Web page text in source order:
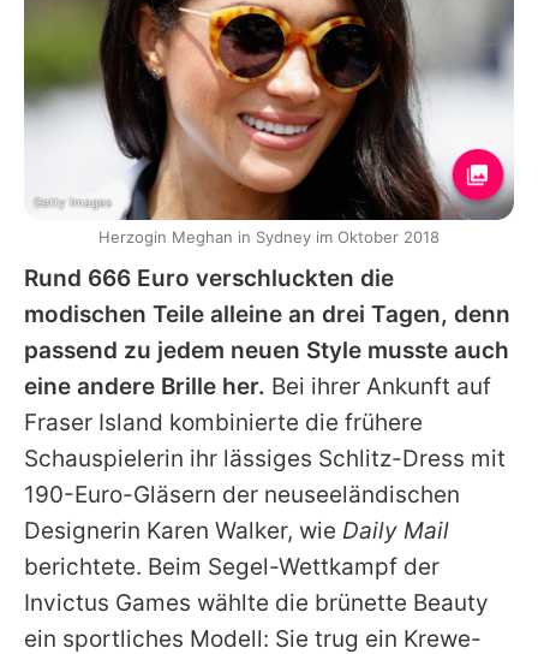
Rund 666 Euro verschluckten die
modischen Teile alleine an drei Tagen, denn
passend zu jedem neuen Style musste auch
eine andere Brille her. Bei ihrer Ankunft auf
Fraser Island kombinierte die frühere
Schauspielerin ihr lässiges Schlitz-Dress mit
190-Euro-Gläsern der neuseeländischen
Designerin Karen Walker, wie Daily Mail
berichtete. Beim Segel-Wettkampf der
Invictus Games wählte die brünette Beauty
ein sportliches Modell: Sie trug ein Krewe-
Getty Images
Herzogin Meghan in Sydney im Oktober 2018